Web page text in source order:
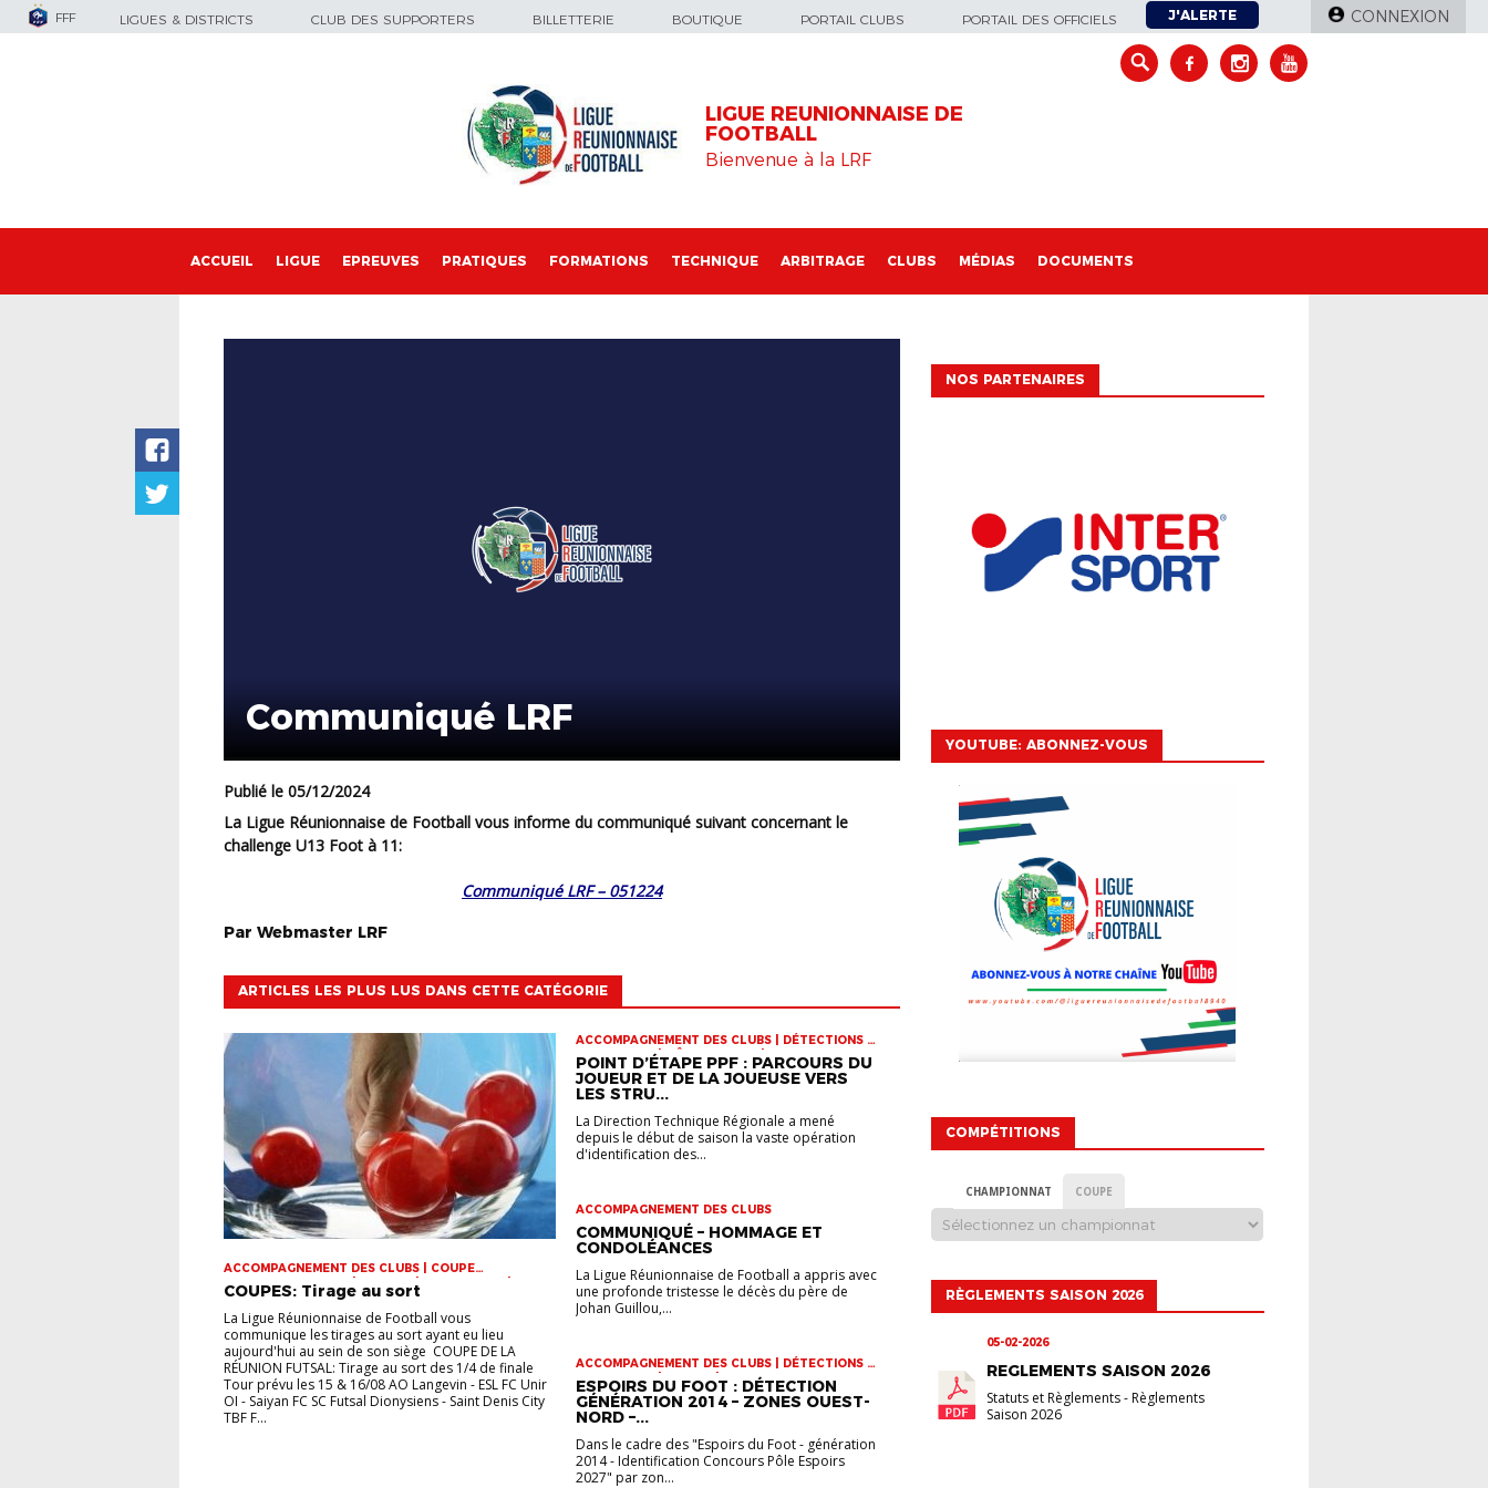
FFF LIGUES & DISTRICTS CLUB DES SUPPORTERS BILLETTERIE BOUTIQUE PORTAIL CLUBS PORTAIL DES OFFICIELS J'ALERTE CONNEXION
LIGUE REUNIONNAISE DE
FOOTBALL
Bienvenue à la LRF
ACCUEIL LIGUE EPREUVES PRATIQUES FORMATIONS TECHNIQUE ARBITRAGE CLUBS MÉDIAS DOCUMENTS
Communiqué LRF
Publié le 05/12/2024
La Ligue Réunionnaise de Football vous informe du communiqué suivant concernant le
challenge U13 Foot à 11:
Communiqué LRF – 051224
Par Webmaster LRF
ARTICLES LES PLUS LUS DANS CETTE CATÉGORIE
ACCOMPAGNEMENT DES CLUBS | COUPE
DOMINIQUE SAUGER | COUPES | FOOT LOISIR |
FUTSAL | INFOS-LIGUE | JEUNES | U14 | U15 | U17 |
VIE DES CLUBS
COUPES: Tirage au sort
La Ligue Réunionnaise de Football vous
communique les tirages au sort ayant eu lieu
aujourd'hui au sein de son siège COUPE DE LA
RÉUNION FUTSAL: Tirage au sort des 1/4 de finale
Tour prévu les 15 & 16/08 AO Langevin - ESL FC Unir
OI - Saiyan FC SC Futsal Dionysiens - Saint Denis City
TBF F...
ACCOMPAGNEMENT DES CLUBS | DÉTECTIONS |
INFOS-LIGUE | PÔLE ESPOIRS | SPORT-ETUDE
FÉMININ | VIE DES CLUBS
POINT D’ÉTAPE PPF : PARCOURS DU
JOUEUR ET DE LA JOUEUSE VERS
LES STRU...
La Direction Technique Régionale a mené
depuis le début de saison la vaste opération
d'identification des...
ACCOMPAGNEMENT DES CLUBS
COMMUNIQUÉ – HOMMAGE ET
CONDOLÉANCES
La Ligue Réunionnaise de Football a appris avec
une profonde tristesse le décès du père de
Johan Guillou,...
ACCOMPAGNEMENT DES CLUBS | DÉTECTIONS |
INFOS-LIGUE | JEUNES | VIE DES CLUBS
ESPOIRS DU FOOT : DÉTECTION
GÉNÉRATION 2014 – ZONES OUEST-
NORD –...
Dans le cadre des "Espoirs du Foot - génération
2014 - Identification Concours Pôle Espoirs
2027" par zon...
NOS PARTENAIRES
YOUTUBE: ABONNEZ-VOUS
COMPÉTITIONS
CHAMPIONNAT COUPE
RÈGLEMENTS SAISON 2026
05-02-2026
REGLEMENTS SAISON 2026
Statuts et Règlements- Règlements
Saison 2026